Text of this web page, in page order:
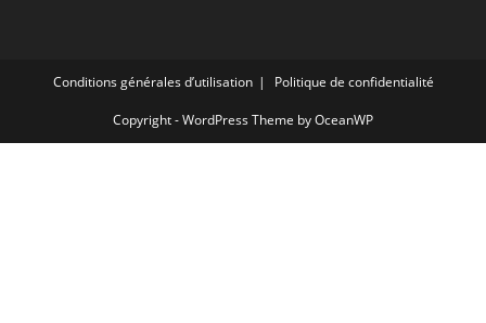
Conditions générales d’utilisation Politique de confidentialité
Copyright - WordPress Theme by OceanWP